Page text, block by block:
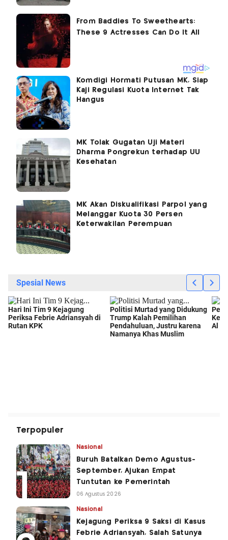
Komdigi Hormati Putusan MK, Siap
Kaji Regulasi Kuota Internet Tak
Hangus
MK Tolak Gugatan Uji Materi
Dharma Pongrekun terhadap UU
Kesehatan
MK Akan Diskualifikasi Parpol yang
Melanggar Kuota 30 Persen
Keterwakilan Perempuan
Terpopuler
Nasional
Buruh Batalkan Demo Agustus-
September, Ajukan Empat
Tuntutan ke Pemerintah
06 Agustus 2026
Nasional
Kejagung Periksa 9 Saksi di Kasus
Febrie Adriansyah, Salah Satunya